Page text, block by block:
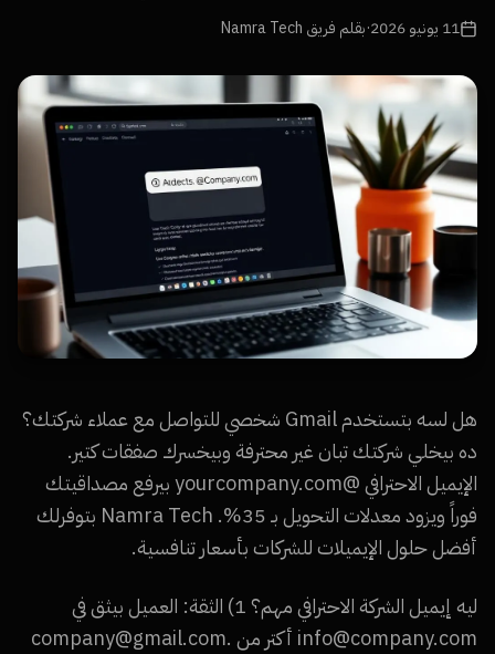
11 يونيو 2026 ·بقلم فريق Namra Tech
هل لسه بتستخدم Gmail شخصي للتواصل مع عملاء شركتك؟
ده بيخلي شركتك تبان غير محترفة وبيخسرك صفقات كتير.
الإيميل الاحترافي @yourcompany.com بيرفع مصداقيتك
فوراً ويزود معدلات التحويل بـ 35%. Namra Tech بتوفرلك
أفضل حلول الإيميلات للشركات بأسعار تنافسية.
ليه إيميل الشركة الاحترافي مهم؟ 1) الثقة: العميل بيثق في
info@company.com أكتر من company@gmail.com.